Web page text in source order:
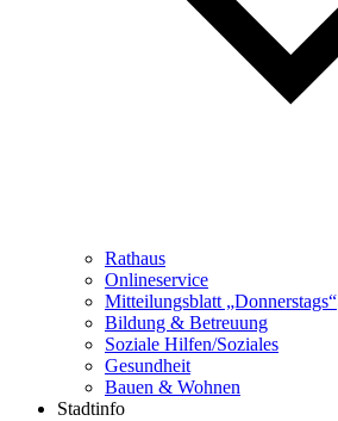
Rathaus
Onlineservice
Mitteilungsblatt „Donnerstags“
Bildung & Betreuung
Soziale Hilfen/Soziales
Gesundheit
Bauen & Wohnen
Stadtinfo